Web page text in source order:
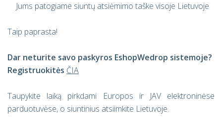
Jums patogiame siuntų atsiėmimo taške visoje Lietuvoje
Taip paprasta!
Dar neturite savo paskyros EshopWedrop sistemoje?
Registruokitės ČIA
Taupykite laiką pirkdami Europos ir JAV elektroninėse
parduotuvėse, o siuntinius atsiimkite Lietuvoje.